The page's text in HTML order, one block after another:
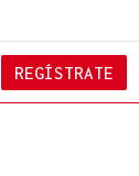
REGÍSTRATE